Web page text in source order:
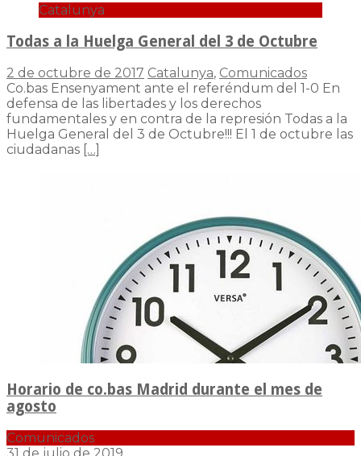
Catalunya
Todas a la Huelga General del 3 de Octubre
2 de octubre de 2017 Catalunya, Comunicados
Co.bas Ensenyament ante el referéndum del 1-0 En
defensa de las libertades y los derechos
fundamentales y en contra de la represión Todas a la
Huelga General del 3 de Octubre!!! El 1 de octubre las
ciudadanas […]
Horario de co.bas Madrid durante el mes de
agosto
Comunicados